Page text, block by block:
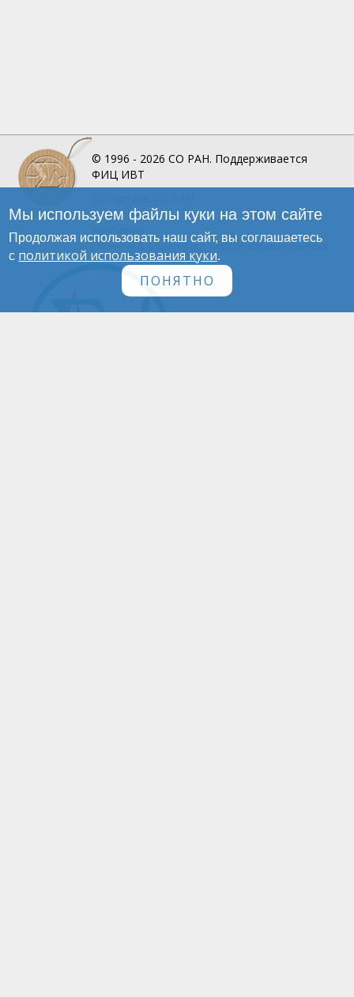
© 1996 - 2026 СО РАН. Поддерживается
ФИЦ ИВТ
Инфографика
Политика обработки персональных данных
Мы используем файлы куки на этом сайте
Продолжая использовать наш сайт, вы соглашаетесь
с политикой использования куки.
ПОНЯТНО